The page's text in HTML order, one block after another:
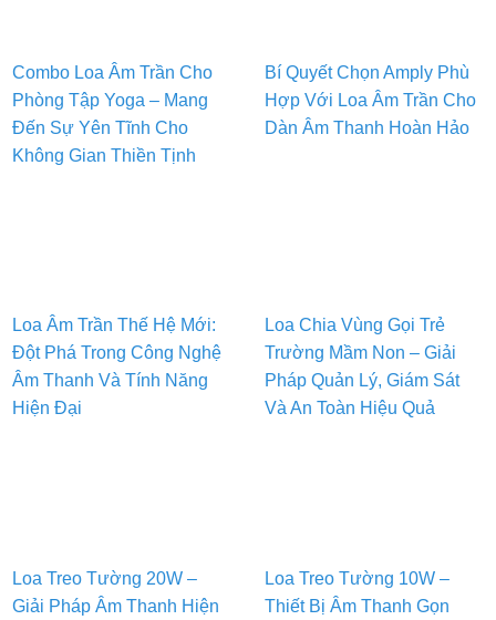
Combo Loa Âm Trần Cho
Phòng Tập Yoga – Mang
Đến Sự Yên Tĩnh Cho
Không Gian Thiền Tịnh
Bí Quyết Chọn Amply Phù
Hợp Với Loa Âm Trần Cho
Dàn Âm Thanh Hoàn Hảo
Loa Âm Trần Thế Hệ Mới:
Đột Phá Trong Công Nghệ
Âm Thanh Và Tính Năng
Hiện Đại
Loa Chia Vùng Gọi Trẻ
Trường Mầm Non – Giải
Pháp Quản Lý, Giám Sát
Và An Toàn Hiệu Quả
Loa Treo Tường 20W –
Giải Pháp Âm Thanh Hiện
Loa Treo Tường 10W –
Thiết Bị Âm Thanh Gọn